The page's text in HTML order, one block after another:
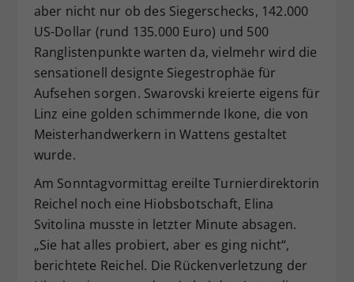
aber nicht nur ob des Siegerschecks, 142.000
US-Dollar (rund 135.000 Euro) und 500
Ranglistenpunkte warten da, vielmehr wird die
sensationell designte Siegestrophäe für
Aufsehen sorgen. Swarovski kreierte eigens für
Linz eine golden schimmernde Ikone, die von
Meisterhandwerkern in Wattens gestaltet
wurde.
Am Sonntagvormittag ereilte Turnierdirektorin
Reichel noch eine Hiobsbotschaft, Elina
Svitolina musste in letzter Minute absagen.
„Sie hat alles probiert, aber es ging nicht“,
berichtete Reichel. Die Rückenverletzung der